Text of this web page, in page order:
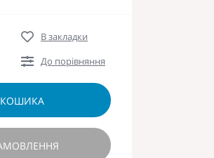
В закладки
До порівняння